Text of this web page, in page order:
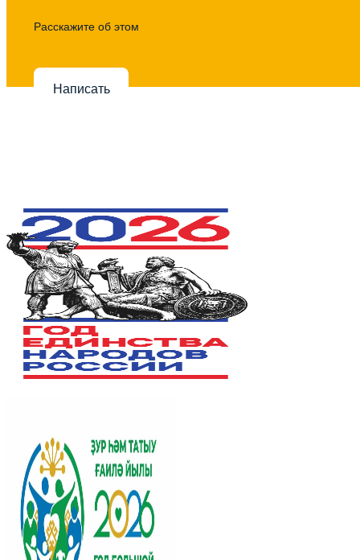
Расскажите об этом
Написать